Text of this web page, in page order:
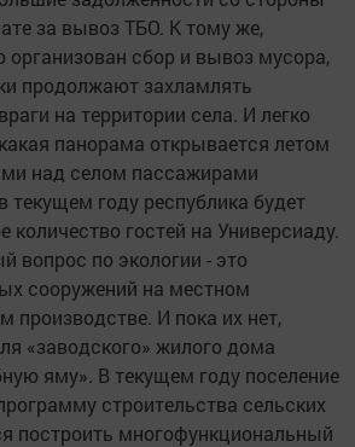
за вывоз ТБО. К тому же,
организован сбор и вывоз мусора,
продолжают захламлять
на территории села. И легко
панорама открывается летом
над селом пассажирами
текущем году республика будет
гостей на Универсиаду.
вопрос по экологии - это
сооружений на местном
И пока их нет,
«заводского» жилого дома
яму». В текущем году поселение
строительства сельских
построить многофункциональный